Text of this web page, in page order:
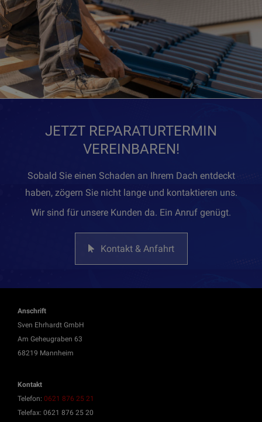
JETZT REPARATURTERMIN
VEREINBAREN!
Sobald Sie einen Schaden an Ihrem Dach entdeckt
haben, zögern Sie nicht lange und kontaktieren uns.
Wir sind für unsere Kunden da. Ein Anruf genügt.
Kontakt & Anfahrt
Anschrift
Sven Ehrhardt GmbH
Am Geheugraben 63
68219 Mannheim
Kontakt
Telefon: 0621 876 25 21
Telefax: 0621 876 25 20